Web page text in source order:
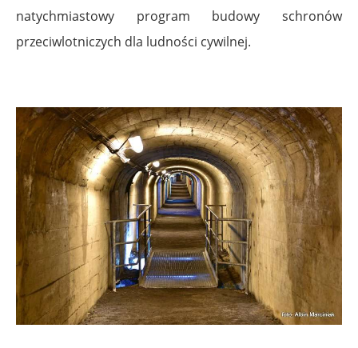
natychmiastowy program budowy schronów
przeciwlotniczych dla ludności cywilnej.